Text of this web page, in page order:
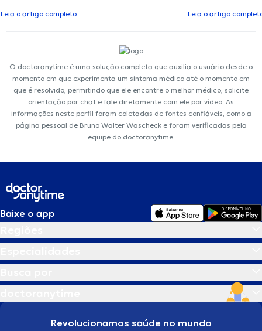
Leia o artigo completo Leia o artigo
O doctoranytime é uma solução completa que auxilia o usuário desde o
momento em que experimenta um sintoma médico até o momento em
que é resolvido, permitindo que ele encontre o melhor médico, solicite
orientação por chat e fale diretamente com ele por vídeo. As
informações neste perfil foram coletadas de fontes confiáveis, como a
página pessoal de Bruno Walter Wascheck e foram verificadas pela
equipe do doctoranytime.
Baixe o app
Revolucionamos saúde no mundo